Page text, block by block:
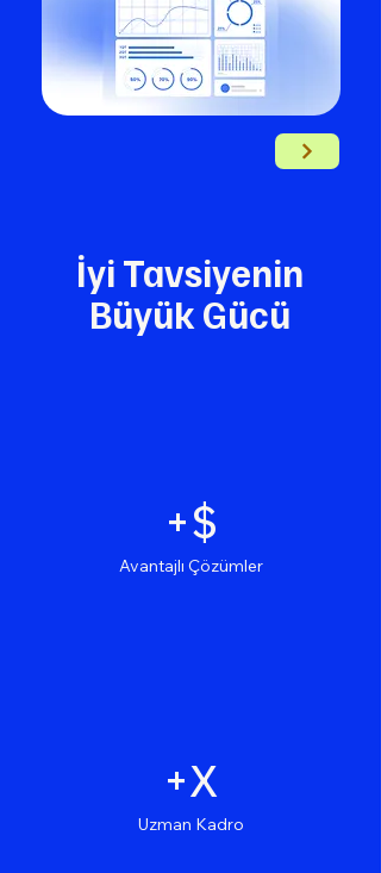
İyi Tavsiyenin
Büyük Gücü
+$
Avantajlı Çözümler
+X
Uzman Kadro